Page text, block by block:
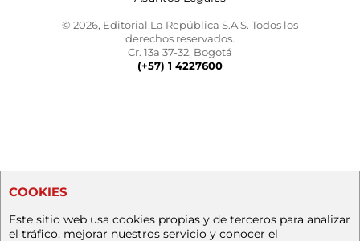
© 2026, Editorial La República S.A.S. Todos los
derechos reservados.
Cr. 13a 37-32, Bogotá
(+57) 1 4227600
COOKIES
Este sitio web usa cookies propias y de terceros para analizar
el tráfico, mejorar nuestros servicio y conocer el